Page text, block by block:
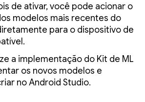
de ativar, você pode acionar o
modelos mais recentes do
para o dispositivo de
a implementação do Kit de ML
os novos modelos e
no Android Studio.